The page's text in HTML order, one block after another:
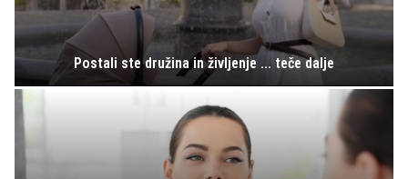
Postali ste družina in življenje ... teče dalje